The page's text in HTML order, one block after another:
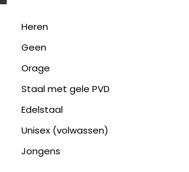
Heren
Geen
Orage
Staal met gele PVD
Edelstaal
Unisex (volwassen)
Jongens